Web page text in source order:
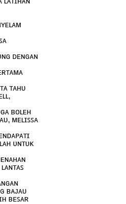
ᴅᴇɴɢᴀɴ
ᴛᴀʜᴜ
ʙᴏʟᴇʜ
ᴍᴇʟɪꜱꜱᴀ
ᴜɴᴛᴜᴋ
ʙᴀᴊᴀᴜ
ʙᴇꜱᴀʀ